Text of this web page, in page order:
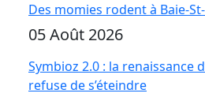
Des momies rodent à Baie-
05 Août 2026
Symbioz 2.0 : la renaissance
refuse de s’éteindre